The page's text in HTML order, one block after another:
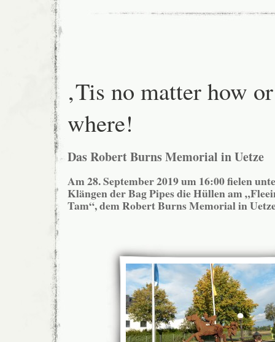
‚Tis no matter how or
where!
Das Robert Burns Memorial in Uetze
Am 28. September 2019 um 16:00 fielen
Klängen der Bag Pipes die Hüllen am
Tam“, dem Robert Burns Memorial in